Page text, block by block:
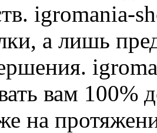
igromania-
а лишь
вам 100%
на